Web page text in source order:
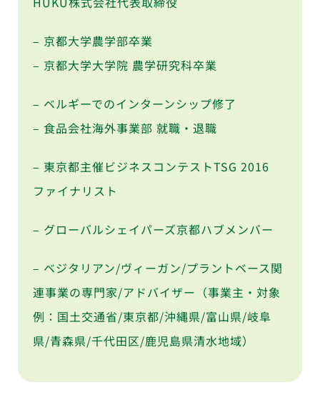
– 京都大学農学部卒業
– 京都大学大学院 農学研究科卒業
– ベルギーでのインターンシップ修了
– 食品会社海外事業部 就職・退職
– 東京都主催ビジネスコンテストTSG 2016
ファイナリスト
– グローバルシェイパーズ京都ハブメンバー
– ベジタリアン/ヴィーガン/プラントベース関
連事業の専門家/アドバイザー（事業主・対象
例：国土交通省/東京都/沖縄県/富山県/岐阜
県/青森県/千代田区/鹿児島県清水地域）